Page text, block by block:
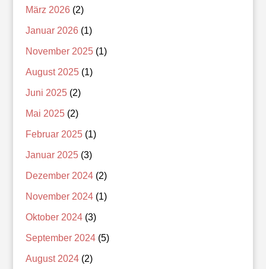
März 2026(2)
Januar 2026(1)
November 2025(1)
August 2025(1)
Juni 2025(2)
Mai 2025(2)
Februar 2025(1)
Januar 2025(3)
Dezember 2024(2)
November 2024(1)
Oktober 2024(3)
September 2024(5)
August 2024(2)